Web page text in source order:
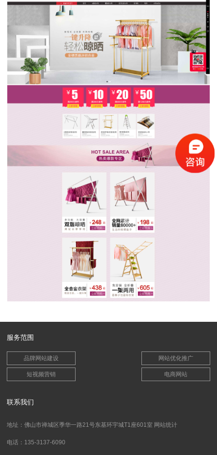
服务范围
品牌网站建设 网站优化推广
短视频营销 电商网站
联系我们
地址：佛山市禅城区季华一路21号东基环宇城T1座601室 网站统计
电话：135-3137-6090